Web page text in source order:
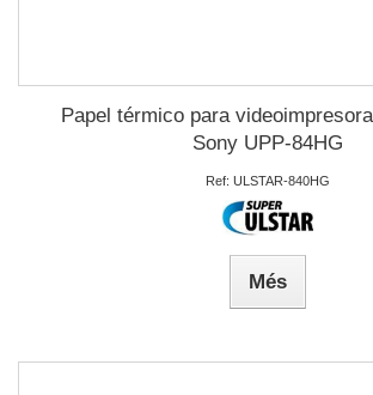
Papel térmico para
Sony UPP-84HG
Ref: ULSTAR-840HG
Més